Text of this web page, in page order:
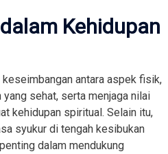
Kehidupan
antara aspek fisik,
sehat, serta menjaga nilai
kehidupan spiritual. Selain itu,
syukur di tengah kesibukan
dalam mendukung